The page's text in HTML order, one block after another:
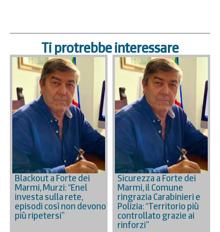
Ti protrebbe interessare
Blackout a Forte dei
Marmi, Murzi: “Enel
investa sulla rete,
episodi così non devono
più ripetersi”
Sicurezza a Forte dei
Marmi, il Comune
ringrazia Carabinieri e
Polizia: “Territorio più
controllato grazie ai
rinforzi”